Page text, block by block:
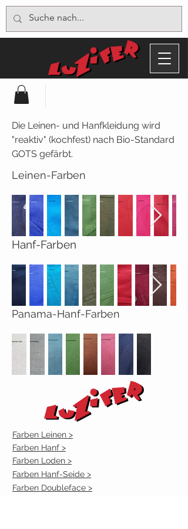
Die Leinen- und Hanfkleidung wird
"reaktiv" (kochfest) nach Bio-Standard
GOTS gefärbt.
Leinen-Farben
Hanf-Farben
Panama-Hanf-Farben
Farben Leinen >
Farben Hanf >
Farben Loden >
Farben Hanf-Seide >
Farben Doubleface >